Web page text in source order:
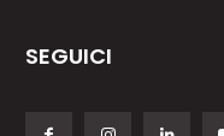
SEGUICI